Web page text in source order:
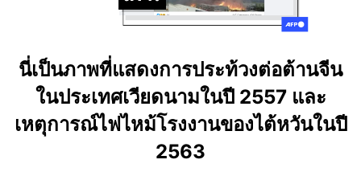
นี่เป็นภาพที่แสดงการประท้วงต่อต้านจีน
ในประเทศเวียดนามในปี 2557 และ
เหตุการณ์ไฟไหม้โรงงานของไต้หวันในปี
2563